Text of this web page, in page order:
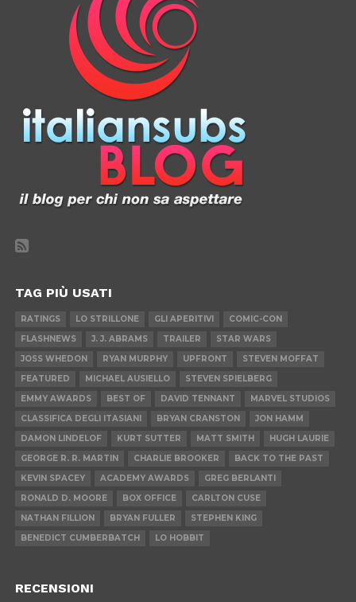
TAG PIÙ USATI
RATINGS LO STRILLONE GLI APERITIVI
COMIC-CON
FLASHNEWS
J. J. ABRAMS TRAILER
STAR WARS
JOSS WHEDON
RYAN MURPHY UPFRONT
STEVEN MOFFAT
FEATURED
MICHAEL AUSIELLO
STEVEN SPIELBERG
EMMY AWARDS
BEST OF DAVID TENNANT
MARVEL STUDIOS
CLASSIFICA DEGLI ITASIANI
BRYAN CRANSTON
JON HAMM
DAMON LINDELOF
KURT SUTTER MATT SMITH
HUGH LAURIE
GEORGE R. R. MARTIN
CHARLIE BROOKER
BACK TO THE PAST
KEVIN SPACEY
ACADEMY AWARDS
GREG BERLANTI
RONALD D. MOORE
BOX OFFICE
CARLTON CUSE
NATHAN FILLION
BRYAN FULLER
STEPHEN KING
BENEDICT CUMBERBATCH
LO HOBBIT
RECENSIONI